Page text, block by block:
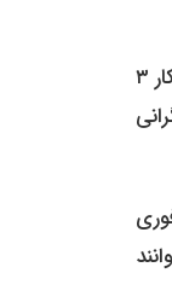
ورود آسان و امن به بازار نقره، دغدغه بسیاری از سرمایه گذاران خرد بود. علی افشار، کارشناس بازار سرمایه، معتقد است که با آغاز به کار ۳